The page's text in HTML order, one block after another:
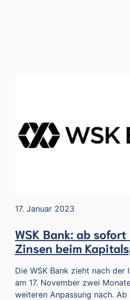
17. Januar 2023
WSK Bank: ab sofort
Zinsen beim
Die WSK Bank zieht nach der
am 17. November zwei
weiteren Anpassung nach.